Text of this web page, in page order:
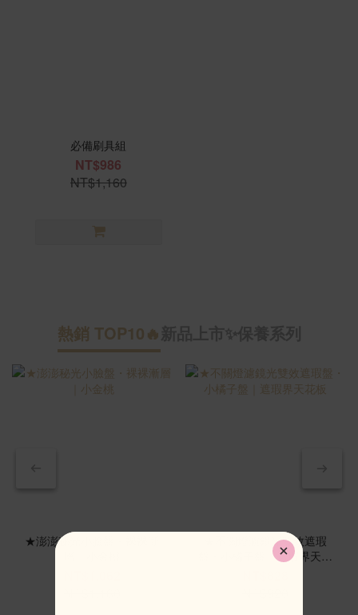
必備刷具組
NT$986
NT$1,160
熱銷 TOP10🔥
★澎澎秘光小臉盤・裸裸漸
★不關燈濾鏡光雙效遮瑕
盤・小橘子盤｜遮瑕界天花